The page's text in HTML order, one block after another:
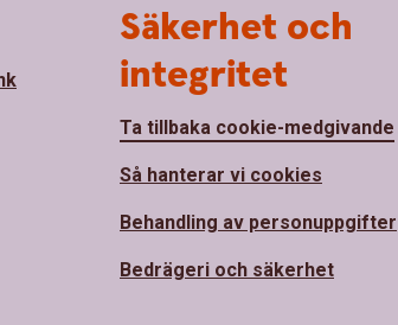
Säkerhet och
integritet
Ta tillbaka cookie-medgivande
Så hanterar vi cookies
Behandling av personuppgifter
Bedrägeri och säkerhet